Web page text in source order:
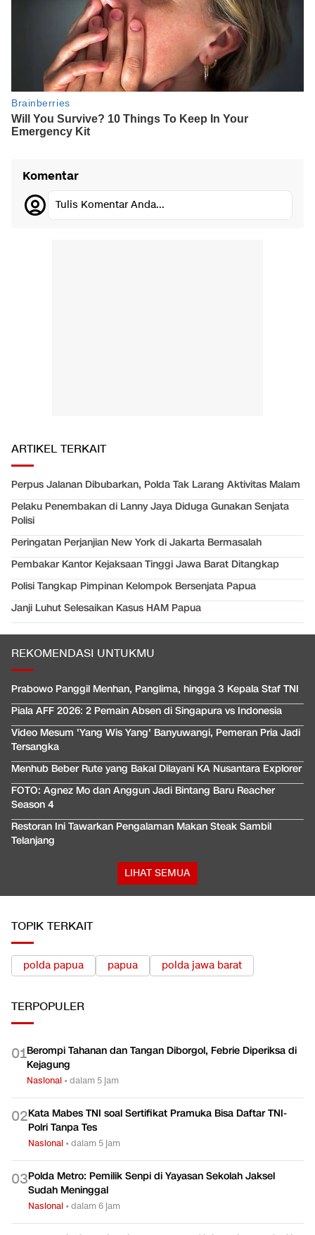
Komentar
Tulis Komentar Anda...
ARTIKEL TERKAIT
Perpus Jalanan Dibubarkan, Polda Tak Larang Aktivitas Malam
Pelaku Penembakan di Lanny Jaya Diduga Gunakan Senjata
Polisi
Peringatan Perjanjian New York di Jakarta Bermasalah
Pembakar Kantor Kejaksaan Tinggi Jawa Barat Ditangkap
Polisi Tangkap Pimpinan Kelompok Bersenjata Papua
Janji Luhut Selesaikan Kasus HAM Papua
REKOMENDASI UNTUKMU
Prabowo Panggil Menhan, Panglima, hingga 3 Kepala Staf TNI
Piala AFF 2026: 2 Pemain Absen di Singapura vs Indonesia
Video Mesum 'Yang Wis Yang' Banyuwangi, Pemeran Pria Jadi
Tersangka
Menhub Beber Rute yang Bakal Dilayani KA Nusantara Explorer
FOTO: Agnez Mo dan Anggun Jadi Bintang Baru Reacher
Season 4
Restoran Ini Tawarkan Pengalaman Makan Steak Sambil
Telanjang
LIHAT SEMUA
TOPIK TERKAIT
polda papua papua polda jawa barat
TERPOPULER
01Berompi Tahanan dan Tangan Diborgol, Febrie Diperiksa di
Kejagung
Nasional •dalam 5 jam
02Kata Mabes TNI soal Sertifikat Pramuka Bisa Daftar TNI-
Polri Tanpa Tes
Nasional •dalam 5 jam
03Polda Metro: Pemilik Senpi di Yayasan Sekolah Jaksel
Sudah Meninggal
Nasional •dalam 6 jam